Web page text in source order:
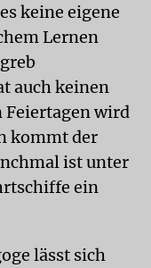
keine eigene
Lernen
auch keinen
Feiertagen wird
kommt der
ist unter
ein
lässt sich